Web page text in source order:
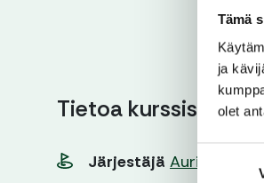
Tämä
ja
olet
valinta
Tietoa kurssista
Järjestäjä Aurinko Golf